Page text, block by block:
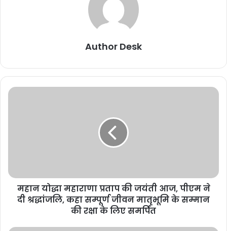
Author Desk
महान योद्धा महाराणा प्रताप की जयंती आज, पीएम ने
दी श्रद्धांजलि, कहा सम्पूर्ण जीवन मातृभूमि के सम्मान
की रक्षा के लिए समर्पित